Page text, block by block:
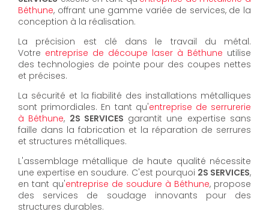
Béthune, offrant une gamme variée de services, de la
conception à la réalisation.
La précision est clé dans le travail du métal.
Votre entreprise de découpe laser à Béthune utilise
des technologies de pointe pour des coupes nettes
et précises.
La sécurité et la fiabilité des installations métalliques
sont primordiales. En tant qu'entreprise de serrurerie
à Béthune, 2S SERVICES garantit une expertise sans
faille dans la fabrication et la réparation de serrures
et structures métalliques.
L'assemblage métallique de haute qualité nécessite
une expertise en soudure. C'est pourquoi 2S SERVICES,
en tant qu'entreprise de soudure à Béthune, propose
des services de soudage innovants pour des
structures durables.